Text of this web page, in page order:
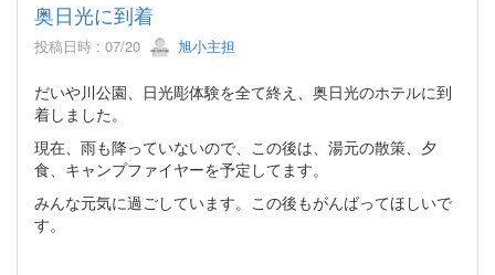
奥日光に到着
投稿日時 : 07/20 旭小主担
だいや川公園、日光彫体験を全て終え、奥日光のホテルに到
着しました。
現在、雨も降っていないので、この後は、湯元の散策、夕
食、キャンプファイヤーを予定してます。
みんな元気に過ごしています。この後もがんばってほしいで
す。